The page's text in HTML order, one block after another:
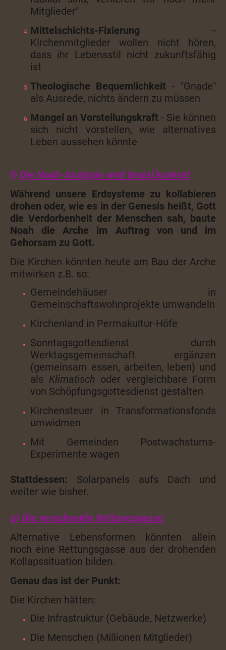
Mitglieder"
Mittelschichts-Fixierung -
Kirchenmitglieder wollen nicht hören,
dass ihr Lebensstil nicht zukunftsfähig
ist
Theologische Bequemlichkeit - "Gnade"
als Ausrede, nichts ändern zu müssen
Mangel an Vorstellungskraft - Sie können
sich nicht vorstellen, wie alternatives
Leben aussehen könnte
f) Die Noah-Analogie wird brutal konkret
Während unsere Erdsysteme zu kollabieren
drohen oder, wie es in der Genesis heißt, Gott
die Verdorbenheit der Menschen sah, baute
Noah die Arche im Auftrag von und im
Gehorsam zu Gott.
Die Kirchen könnten heute am Bau der Arche
mitwirken z.B. so:
Gemeindehäuser in
Gemeinschaftswohnprojekte umwandeln
Kirchenland in Permakultur-Höfe
Sonntagsgottesdienst durch
Werktagsgemeinschaft ergänzen
(gemeinsam essen, arbeiten, leben) und
als Klimatisch oder vergleichbare Form
von Schöpfungsgottesdienst gestalten
Kirchensteuer in Transformationsfonds
umwidmen
Mit Gemeinden Postwachstums-
Experimente wagen
Stattdessen: Solarpanels aufs Dach und
weiter wie bisher.
g) Die verschenkte Rettungsgasse
Alternative Lebensformen könnten allein
noch eine Rettungsgasse aus der drohenden
Kollapssituation bilden.
Genau das ist der Punkt:
Die Kirchen hätten:
Die Infrastruktur (Gebäude, Netzwerke)
Die Menschen (Millionen Mitglieder)